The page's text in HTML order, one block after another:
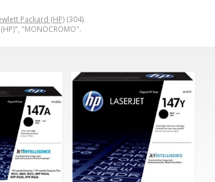
Packard (HP) (304).
"MONOCROMO".